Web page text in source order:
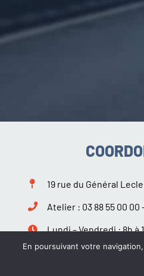
19 rue du Général
Atelier : 03 88 55 00 00
Lundi – Vendredi : 8h à
Samedi : 9h à 12h – 14h
En poursuivant votre